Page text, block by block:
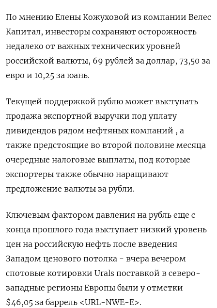
По мнению Елены Кожуховой из компании Велес
Капитал, инвесторы сохраняют осторожность
недалеко от важных технических уровней
российской валюты, 69 рублей за доллар, 73,50 за
евро и 10,25 за юань.
Текущей поддержкой рублю может выступать
продажа экспортной выручки под уплату
дивидендов рядом нефтяных компаний , а
также предстоящие во второй половине месяца
очередные налоговые выплаты, под которые
экспортеры также обычно наращивают
предложение валюты за рубли.
Ключевым фактором давления на рубль еще с
конца прошлого года выступает низкий уровень
цен на российскую нефть после введения
Западом ценового потолка - вчера вечером
спотовые котировки Urals поставкой в северо-
западные регионы Европы были у отметки
$46,05 за баррель <URL-NWE-E>.